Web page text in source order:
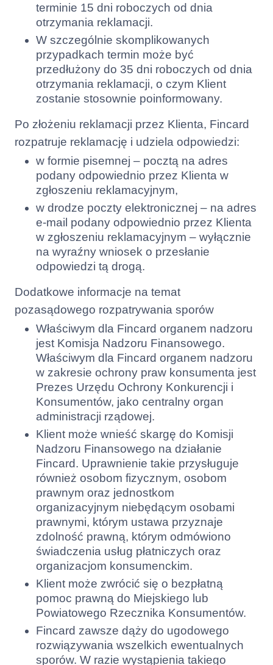
terminie 15 dni roboczych od dnia
otrzymania reklamacji.
W szczególnie skomplikowanych
przypadkach termin może być
przedłużony do 35 dni roboczych od dnia
otrzymania reklamacji, o czym Klient
zostanie stosownie poinformowany.
Po złożeniu reklamacji przez Klienta, Fincard
rozpatruje reklamację i udziela odpowiedzi:
w formie pisemnej – pocztą na adres
podany odpowiednio przez Klienta w
zgłoszeniu reklamacyjnym,
w drodze poczty elektronicznej – na adres
e-mail podany odpowiednio przez Klienta
w zgłoszeniu reklamacyjnym – wyłącznie
na wyraźny wniosek o przesłanie
odpowiedzi tą drogą.
Dodatkowe informacje na temat
pozasądowego rozpatrywania sporów
Właściwym dla Fincard organem nadzoru
jest Komisja Nadzoru Finansowego.
Właściwym dla Fincard organem nadzoru
w zakresie ochrony praw konsumenta jest
Prezes Urzędu Ochrony Konkurencji i
Konsumentów, jako centralny organ
administracji rządowej.
Klient może wnieść skargę do Komisji
Nadzoru Finansowego na działanie
Fincard. Uprawnienie takie przysługuje
również osobom fizycznym, osobom
prawnym oraz jednostkom
organizacyjnym niebędącym osobami
prawnymi, którym ustawa przyznaje
zdolność prawną, którym odmówiono
świadczenia usług płatniczych oraz
organizacjom konsumenckim.
Klient może zwrócić się o bezpłatną
pomoc prawną do Miejskiego lub
Powiatowego Rzecznika Konsumentów.
Fincard zawsze dąży do ugodowego
rozwiązywania wszelkich ewentualnych
sporów. W razie wystąpienia takiego